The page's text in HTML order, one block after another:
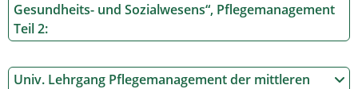
Gesundheits- und Sozialwesens“, Pflegemanagement
Teil 2:
Univ. Lehrgang Pflegemanagement der mittleren